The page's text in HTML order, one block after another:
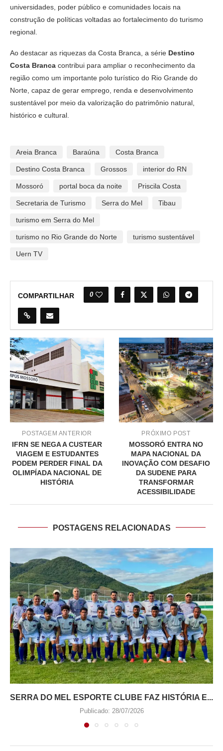
universidades, poder público e comunidades locais na
construção de políticas voltadas ao fortalecimento do turismo
regional.
Ao destacar as riquezas da Costa Branca, a série Destino
Costa Branca contribui para ampliar o reconhecimento da
região como um importante polo turístico do Rio Grande do
Norte, capaz de gerar emprego, renda e desenvolvimento
sustentável por meio da valorização do patrimônio natural,
histórico e cultural.
Areia Branca Baraúna Costa Branca
Destino Costa Branca Grossos interior do RN
Mossoró portal boca da noite Priscila Costa
Secretaria de Turismo Serra do Mel Tibau
turismo em Serra do Mel
turismo no Rio Grande do Norte turismo sustentável
Uern TV
COMPARTILHAR 0
POSTAGEM ANTERIOR
IFRN SE NEGA A CUSTEAR
VIAGEM E ESTUDANTES
PODEM PERDER FINAL DA
OLIMPÍADA NACIONAL DE
HISTÓRIA
PRÓXIMO POST
MOSSORÓ ENTRA NO
MAPA NACIONAL DA
INOVAÇÃO COM DESAFIO
DA SUDENE PARA
TRANSFORMAR
ACESSIBILIDADE
POSTAGENS RELACIONADAS
SERRA DO MEL ESPORTE CLUBE FAZ HISTÓRIA E...
Publicado: 28/07/2026